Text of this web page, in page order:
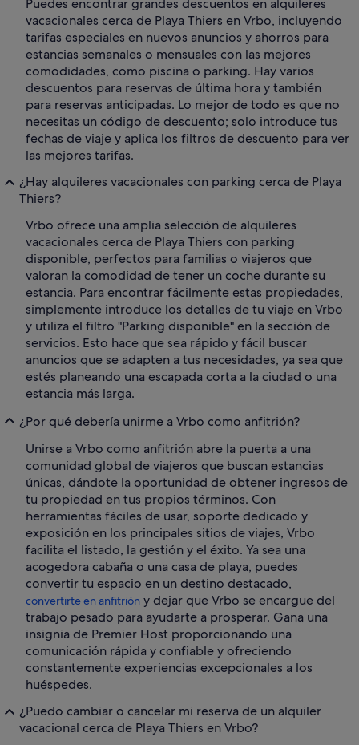
Puedes encontrar grandes descuentos en alquileres
vacacionales cerca de Playa Thiers en Vrbo, incluyendo
tarifas especiales en nuevos anuncios y ahorros para
estancias semanales o mensuales con las mejores
comodidades, como piscina o parking. Hay varios
descuentos para reservas de última hora y también
para reservas anticipadas. Lo mejor de todo es que no
necesitas un código de descuento; solo introduce tus
fechas de viaje y aplica los filtros de descuento para ver
las mejores tarifas.
¿Hay alquileres vacacionales con parking cerca de Playa
Thiers?
Vrbo ofrece una amplia selección de alquileres
vacacionales cerca de Playa Thiers con parking
disponible, perfectos para familias o viajeros que
valoran la comodidad de tener un coche durante su
estancia. Para encontrar fácilmente estas propiedades,
simplemente introduce los detalles de tu viaje en Vrbo
y utiliza el filtro "Parking disponible" en la sección de
servicios. Esto hace que sea rápido y fácil buscar
anuncios que se adapten a tus necesidades, ya sea que
estés planeando una escapada corta a la ciudad o una
estancia más larga.
¿Por qué debería unirme a Vrbo como anfitrión?
Unirse a Vrbo como anfitrión abre la puerta a una
comunidad global de viajeros que buscan estancias
únicas, dándote la oportunidad de obtener ingresos de
tu propiedad en tus propios términos. Con
herramientas fáciles de usar, soporte dedicado y
exposición en los principales sitios de viajes, Vrbo
facilita el listado, la gestión y el éxito. Ya sea una
acogedora cabaña o una casa de playa, puedes
convertir tu espacio en un destino destacado,
convertirte en anfitrión y dejar que Vrbo se encargue del
trabajo pesado para ayudarte a prosperar. Gana una
insignia de Premier Host proporcionando una
comunicación rápida y confiable y ofreciendo
constantemente experiencias excepcionales a los
huéspedes.
¿Puedo cambiar o cancelar mi reserva de un alquiler
vacacional cerca de Playa Thiers en Vrbo?